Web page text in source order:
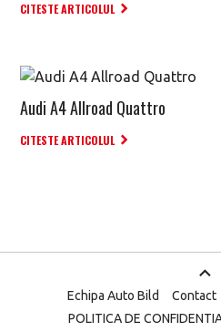
CITESTE ARTICOLUL
Audi A4 Allroad Quattro
CITESTE ARTICOLUL
Echipa Auto Bild Contact
POLITICA DE